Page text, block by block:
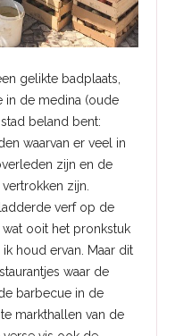
gelikte badplaats,
in de medina (oude
beland bent:
waarvan er veel in
zijn en de
zijn.
verf op de
ooit het pronkstuk
houd ervan. Maar dit
waar de
barbecue in de
markthallen van de